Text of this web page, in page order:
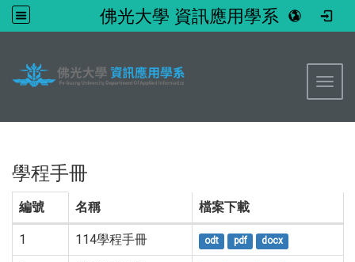
佛光大學 資訊應用學系
學程手冊
編號 名稱 檔案下載
1 114學程手冊 odt pdf docx